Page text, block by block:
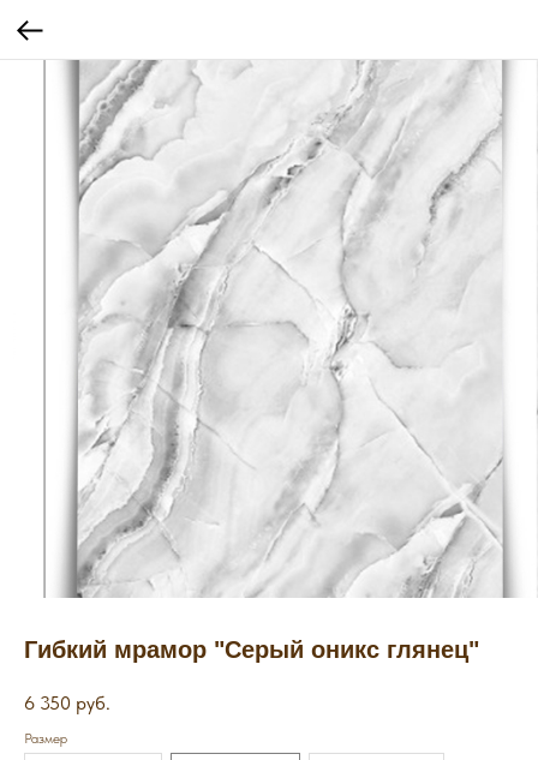
Гибкий мрамор "Серый оникс глянец"
6 350 руб.
Размер